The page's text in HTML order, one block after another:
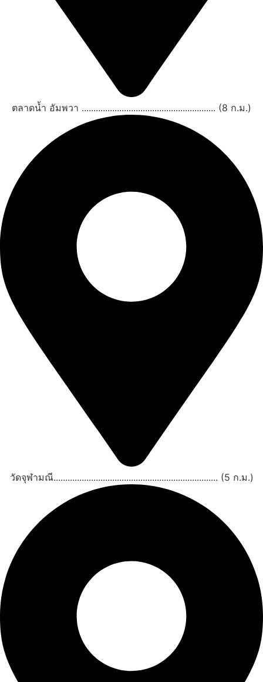
ตลาดน้ำ อัมพวา ......................................................... (8 ก.ม.)
วัดจุฬามณี...................................................................... (5 ก.ม.)